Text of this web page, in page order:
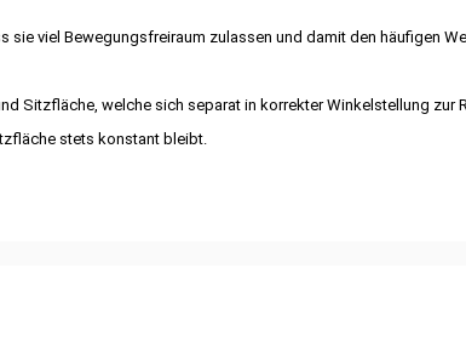
viel Bewegungsfreiraum zulassen und damit den häufigen
Sitzfläche, welche sich separat in korrekter Winkelstellung zur
stets konstant bleibt.